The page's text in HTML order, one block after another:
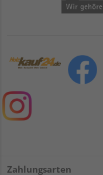
Zahlungsarten